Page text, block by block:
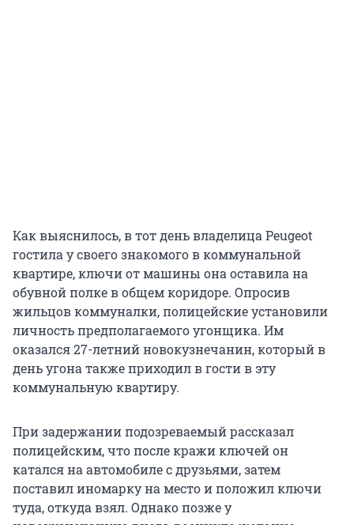
Как выяснилось, в тот день владелица Peugeot
гостила у своего знакомого в коммунальной
квартире, ключи от машины она оставила на
обувной полке в общем коридоре. Опросив
жильцов коммуналки, полицейские установили
личность предполагаемого угонщика. Им
оказался 27-летний новокузнечанин, который в
день угона также приходил в гости в эту
коммунальную квартиру.
При задержании подозреваемый рассказал
полицейским, что после кражи ключей он
катался на автомобиле с друзьями, затем
поставил иномарку на место и положил ключи
туда, откуда взял. Однако позже у